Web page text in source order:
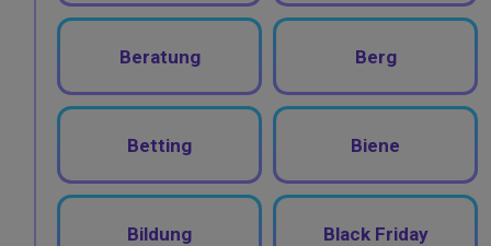
Beratung Berg
Betting Biene
Bildung Black Friday